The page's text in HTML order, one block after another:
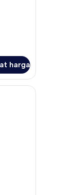
harga
| Selimut bulu